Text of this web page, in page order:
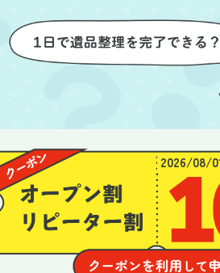
できました。
2026/08/